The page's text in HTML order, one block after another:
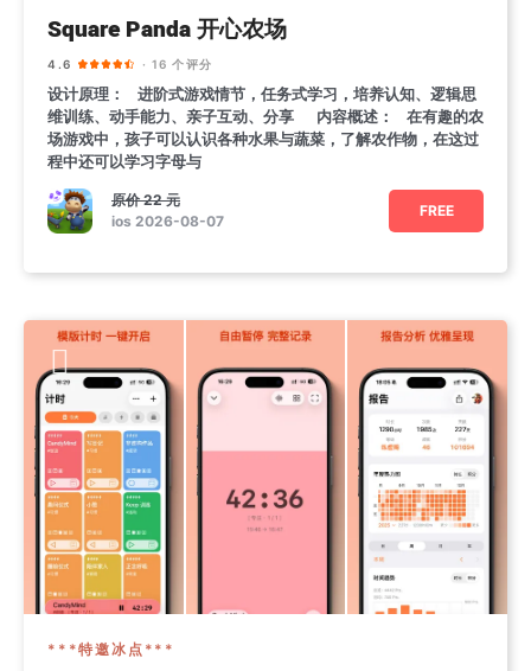
Square Panda 开心农场
4.6 · 16 个评分
设计原理： 进阶式游戏情节，任务式学习，培养认知、逻辑思
维训练、动手能力、亲子互动、分享 内容概述： 在有趣的农
场游戏中，孩子可以认识各种水果与蔬菜，了解农作物，在这过
程中还可以学习字母与
原价22 元
ios 2026-08-07
FREE
***特邀冰点***